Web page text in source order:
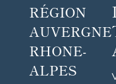
RÉGION
AUVERGNE
RHONE-
ALPES